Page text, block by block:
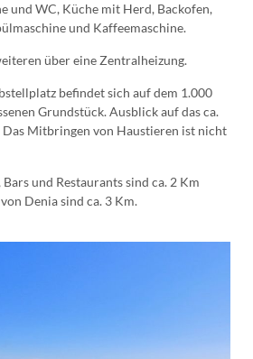
und WC, Küche mit Herd, Backofen,
und Kaffeemaschine.
über eine Zentralheizung.
befindet sich auf dem 1.000
Grundstück. Ausblick auf das ca.
Mitbringen von Haustieren ist nicht
und Restaurants sind ca. 2 Km
Denia sind ca. 3 Km.